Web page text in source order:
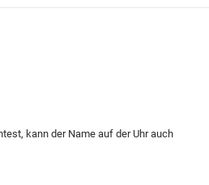
kann der Name auf der Uhr auch